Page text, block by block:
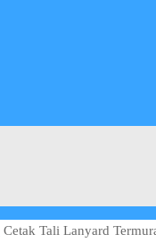
Cetak Tali Lanyard